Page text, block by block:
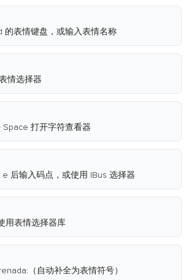
的表情键盘，或输入表情名称
情选择器
Space 打开字符查看器
e 后输入码点，或使用 IBus 选择器
用表情选择器库
（自动补全为表情符号）